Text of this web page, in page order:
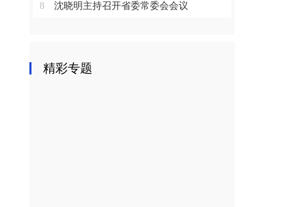
8 沈晓明主持召开省委常委会会议
精彩专题